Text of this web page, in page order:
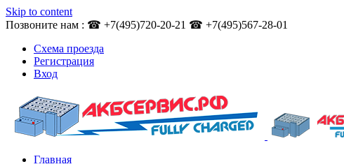
Skip to content
Позвоните нам : ☎ +7(495)720-20-21 ☎ +7(495)567-28-01
Схема проезда
Регистрация
Вход
Главная